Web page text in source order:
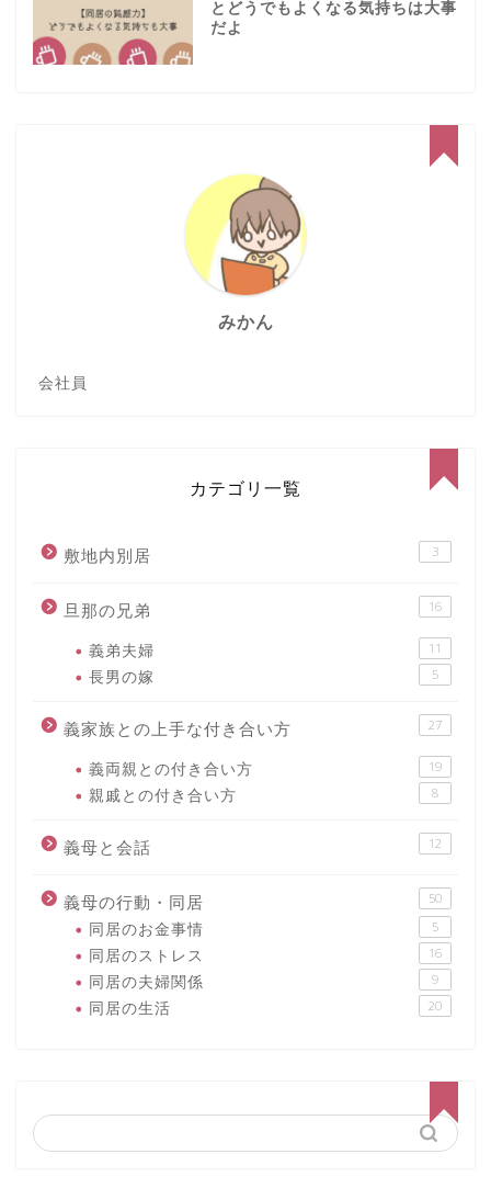
とどうでもよくなる気持ちは大事
だよ
みかん
会社員
カテゴリ一覧
敷地内別居 3
旦那の兄弟 16
義弟夫婦 11
長男の嫁 5
義家族との上手な付き合い方 27
義両親との付き合い方 19
親戚との付き合い方 8
義母と会話 12
義母の行動・同居 50
同居のお金事情 5
同居のストレス 16
同居の夫婦関係 9
同居の生活 20